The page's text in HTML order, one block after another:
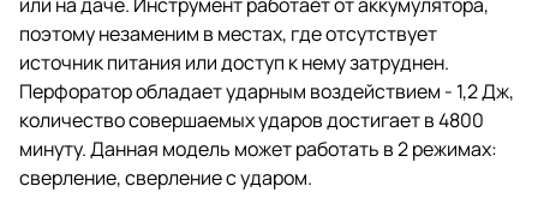
поэтому незаменим в местах, где отсутствует
источник питания или доступ к нему затруднен.
Перфоратор обладает ударным воздействием - 1,2 Дж,
количество совершаемых ударов достигает в 4800
минуту. Данная модель может работать в 2 режимах:
сверление, сверление с ударом.